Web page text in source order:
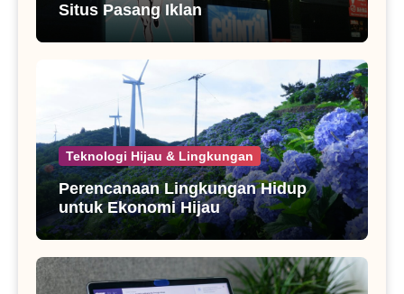
Situs Pasang Iklan
Teknologi Hijau & Lingkungan
Perencanaan Lingkungan Hidup
untuk Ekonomi Hijau